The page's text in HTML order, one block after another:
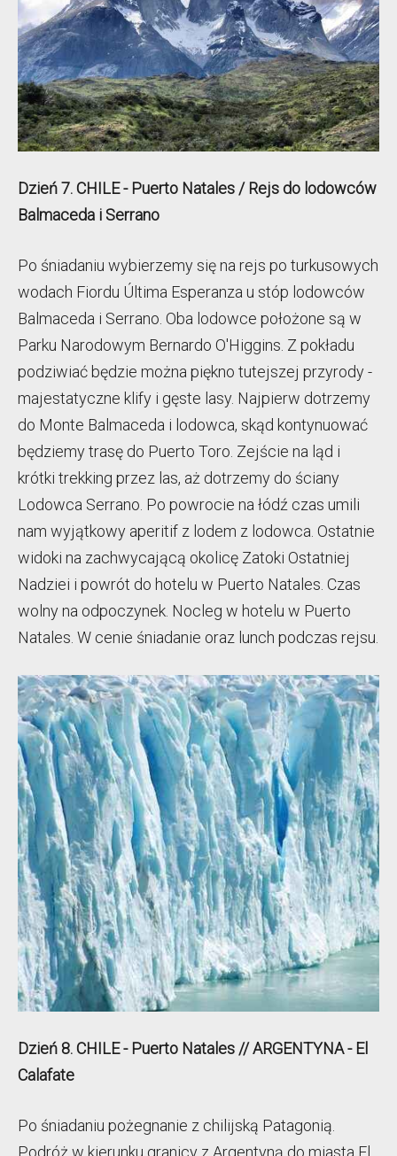
Dzień 7. CHILE - Puerto Natales / Rejs do lodowców
Balmaceda i Serrano
Po śniadaniu wybierzemy się na rejs po turkusowych
wodach Fiordu Última Esperanza u stóp lodowców
Balmaceda i Serrano. Oba lodowce położone są w
Parku Narodowym Bernardo O'Higgins. Z pokładu
podziwiać będzie można piękno tutejszej przyrody -
majestatyczne klify i gęste lasy. Najpierw dotrzemy
do Monte Balmaceda i lodowca, skąd kontynuować
będziemy trasę do Puerto Toro. Zejście na ląd i
krótki trekking przez las, aż dotrzemy do ściany
Lodowca Serrano. Po powrocie na łódź czas umili
nam wyjątkowy aperitif z lodem z lodowca. Ostatnie
widoki na zachwycającą okolicę Zatoki Ostatniej
Nadziei i powrót do hotelu w Puerto Natales. Czas
wolny na odpoczynek. Nocleg w hotelu w Puerto
Natales. W cenie śniadanie oraz lunch podczas rejsu.
Dzień 8. CHILE - Puerto Natales // ARGENTYNA - El
Calafate
Po śniadaniu pożegnanie z chilijską Patagonią.
Podróż w kierunku granicy z Argentyną do miasta El